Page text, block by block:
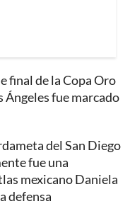
final de la Copa Oro
Ángeles fue marcado
del San Diego
fue una
mexicano Daniela
defensa